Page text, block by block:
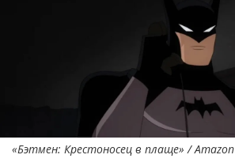
«Бэтмен: Крестоносец в плаще» / Amazon